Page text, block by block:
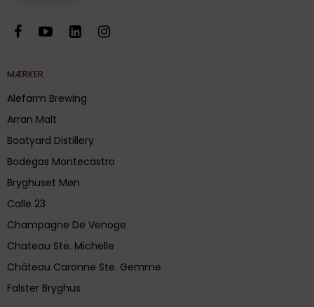
MÆRKER
Alefarm Brewing
Arran Malt
Boatyard Distillery
Bodegas Montecastro
Bryghuset Møn
Calle 23
Champagne De Venoge
Chateau Ste. Michelle
Château Caronne Ste. Gemme
Falster Bryghus